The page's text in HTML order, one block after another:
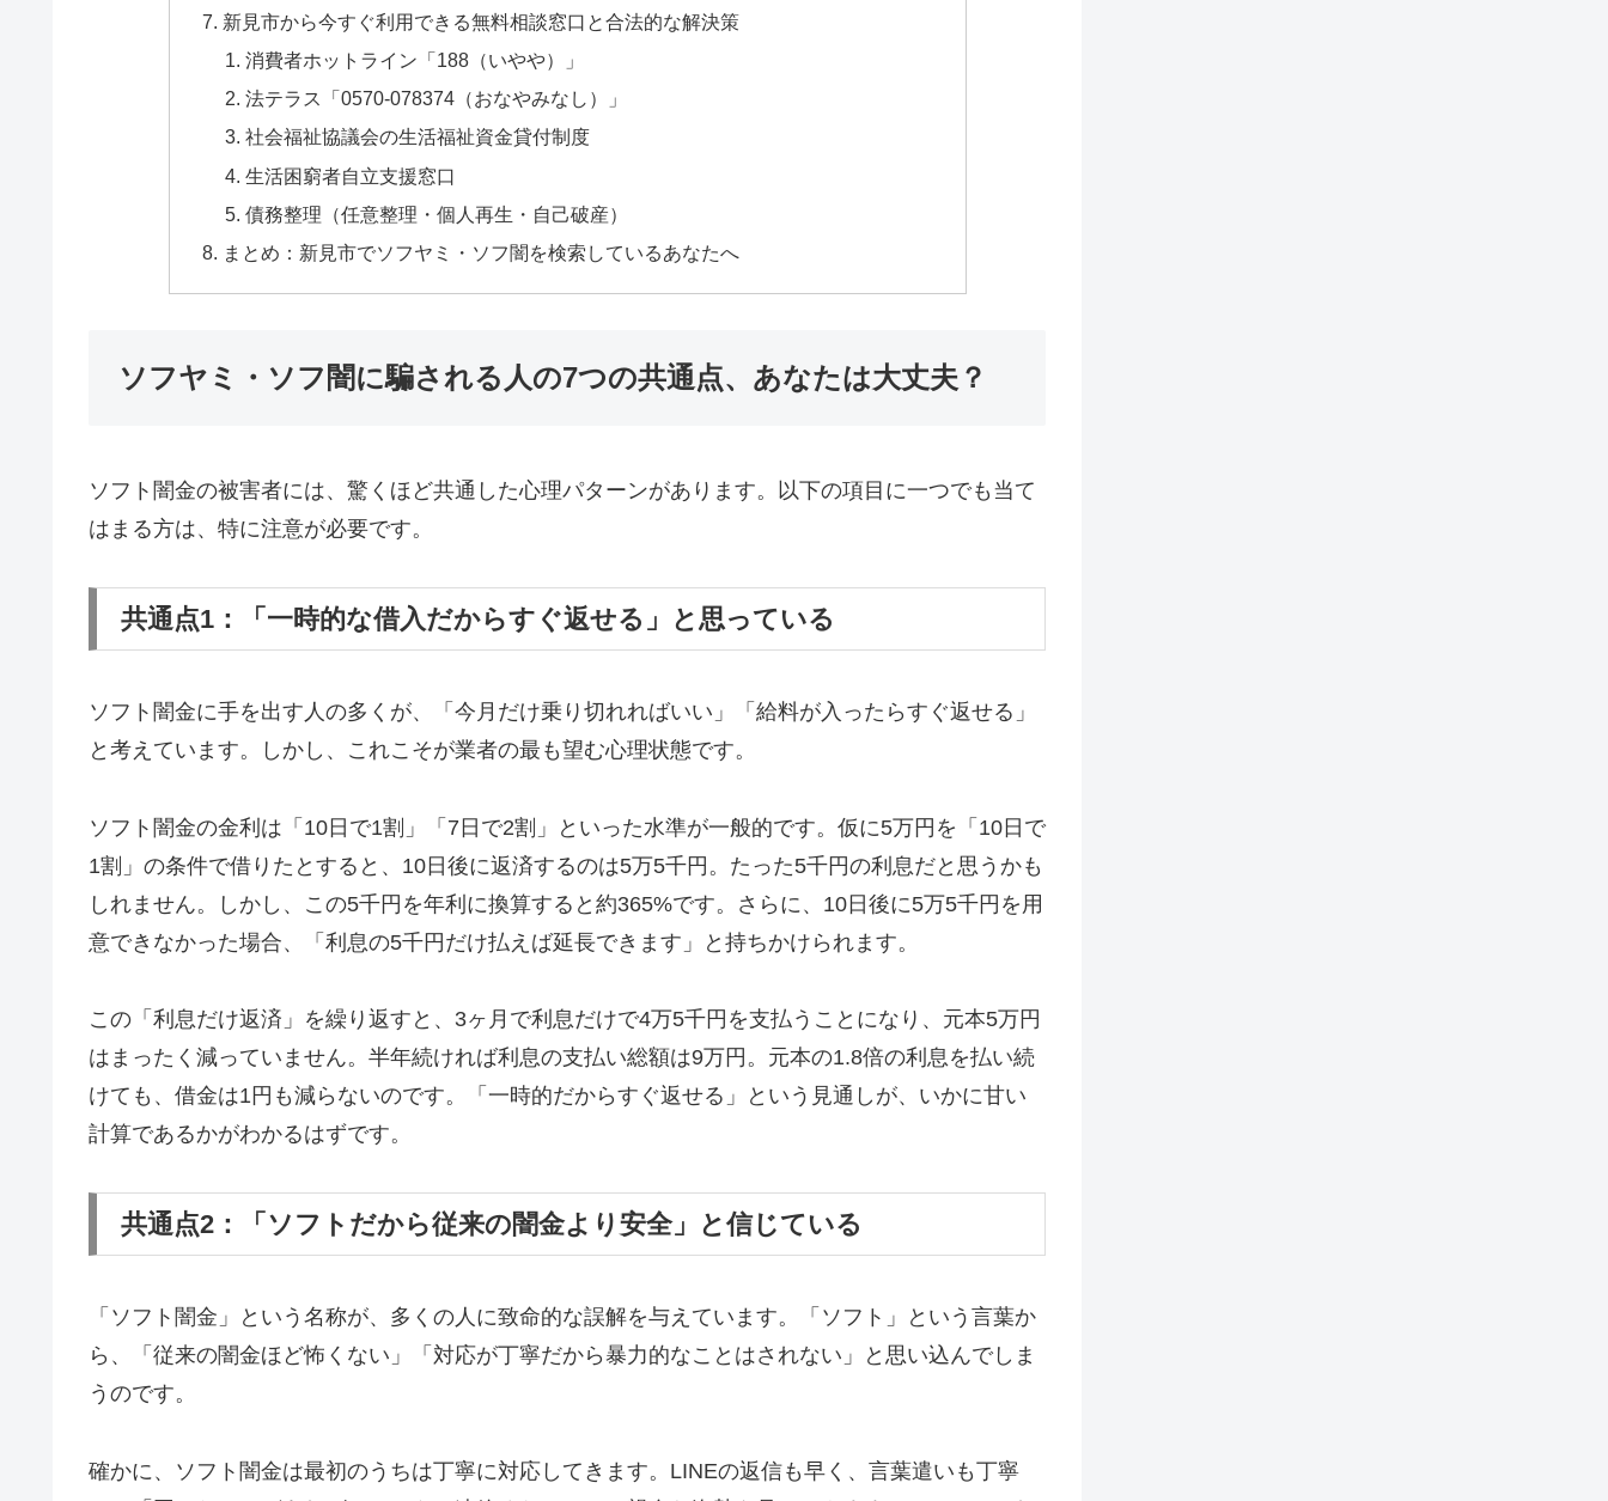
新見市から今すぐ利用できる無料相談窓口と合法的な解決策
消費者ホットライン「188（いやや）」
法テラス「0570-078374（おなやみなし）」
社会福祉協議会の生活福祉資金貸付制度
生活困窮者自立支援窓口
債務整理（任意整理・個人再生・自己破産）
まとめ：新見市でソフヤミ・ソフ闇を検索しているあなたへ
ソフヤミ・ソフ闇に騙される人の7つの共通点、あなたは大丈夫？
ソフト闇金の被害者には、驚くほど共通した心理パターンがあります。以下の項目に一つでも当て
はまる方は、特に注意が必要です。
共通点1：「一時的な借入だからすぐ返せる」と思っている
ソフト闇金に手を出す人の多くが、「今月だけ乗り切れればいい」「給料が入ったらすぐ返せる」
と考えています。しかし、これこそが業者の最も望む心理状態です。
ソフト闇金の金利は「10日で1割」「7日で2割」といった水準が一般的です。仮に5万円を「10日で
1割」の条件で借りたとすると、10日後に返済するのは5万5千円。たった5千円の利息だと思うかも
しれません。しかし、この5千円を年利に換算すると約365%です。さらに、10日後に5万5千円を用
意できなかった場合、「利息の5千円だけ払えば延長できます」と持ちかけられます。
この「利息だけ返済」を繰り返すと、3ヶ月で利息だけで4万5千円を支払うことになり、元本5万円
はまったく減っていません。半年続ければ利息の支払い総額は9万円。元本の1.8倍の利息を払い続
けても、借金は1円も減らないのです。「一時的だからすぐ返せる」という見通しが、いかに甘い
計算であるかがわかるはずです。
共通点2：「ソフトだから従来の闇金より安全」と信じている
「ソフト闇金」という名称が、多くの人に致命的な誤解を与えています。「ソフト」という言葉か
ら、「従来の闇金ほど怖くない」「対応が丁寧だから暴力的なことはされない」と思い込んでしま
うのです。
確かに、ソフト闇金は最初のうちは丁寧に対応してきます。LINEの返信も早く、言葉遣いも丁寧